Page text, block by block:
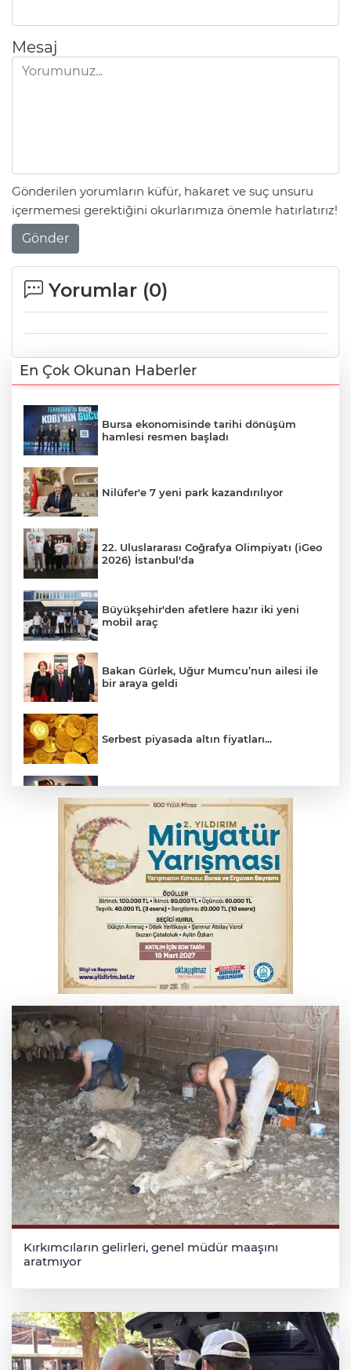
Mesaj
Gönderilen yorumların küfür, hakaret ve suç unsuru
içermemesi gerektiğini okurlarımıza önemle hatırlatırız!
Gönder
Yorumlar (0)
En Çok Okunan Haberler
Bursa ekonomisinde tarihi dönüşüm
hamlesi resmen başladı
Nilüfer'e 7 yeni park kazandırılıyor
22. Uluslararası Coğrafya Olimpiyatı (iGeo
2026) İstanbul'da
Büyükşehir'den afetlere hazır iki yeni
mobil araç
Bakan Gürlek, Uğur Mumcu’nun ailesi ile
bir araya geldi
Serbest piyasada altın fiyatları...
Bursa’da bugün hava nasıl olacak?
Osmangazi’de iş arayanlara destek
Yargıtay’dan primle çalışanlara müjde
YENİ Parti Genel Başkanı Özel'den
Çerçeve Yasa yorumu
Kırkımcıların gelirleri, genel müdür maaşını
aratmıyor